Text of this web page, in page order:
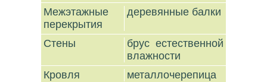
Межэтажные
перекрытия
деревянные балки
Стены
брус естественной
влажности
Кровля
металлочерепица